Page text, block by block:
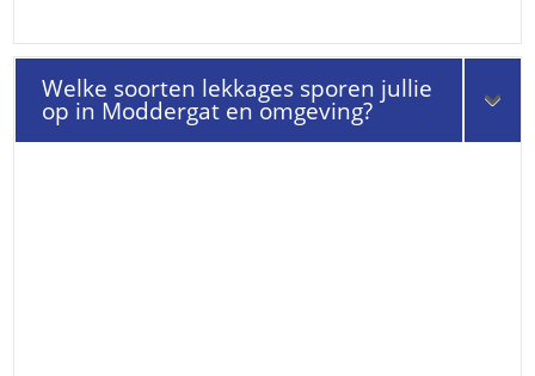
Welke soorten lekkages sporen jullie
op in Moddergat en omgeving?